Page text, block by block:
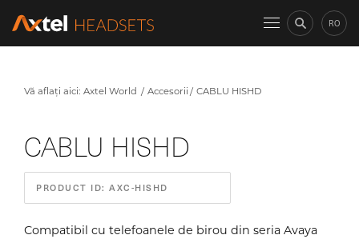
RO
Vă aflați aici: Axtel World Accesorii CABLU HISHD
CABLU HISHD
PRODUCT ID: AXC-HISHD
Compatibil cu telefoanele de birou din seria Avaya